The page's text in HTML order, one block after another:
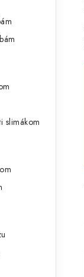
slimákom